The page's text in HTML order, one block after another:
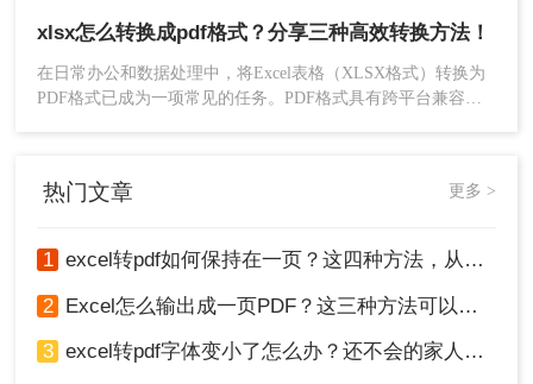
优点：使用简便，无需安装软件。支持多种文
件格式和批量转换。通常提供免费的基础服
务。
推荐工具：
1、打开在线excel转pdf：
呢？本文将详细介绍几种将Excel转换成PDF格式的方法，帮助
您轻松完成转换。
xlsx怎么转换成pdf格式？分享三种高效转换方法！
在日常办公和数据处理中，将Excel表格（XLSX格式）转换为
PDF格式已成为一项常见的任务。PDF格式具有跨平台兼容
热门文章 更多 >
1 excel转pdf如何保持在一页？这四种方法，从此再也不用分页困扰你！
2 Excel怎么输出成一页PDF？这三种方法可以解决！
3 excel转pdf字体变小了怎么办？还不会的家人们快进来看